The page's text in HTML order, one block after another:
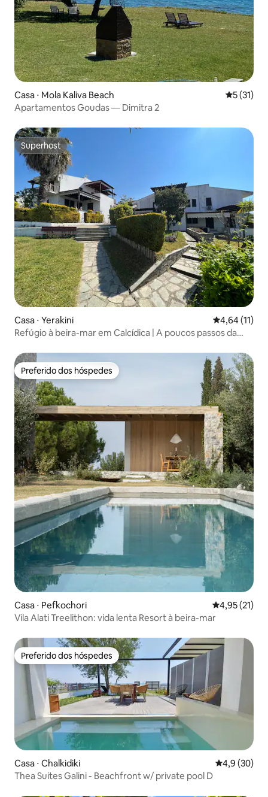
Casa ⋅ Mola Kaliva Beach 5 de uma
5 (31)
Apartamentos Goudas — Dimitra 2
Superhost
Superhost
Casa ⋅ Yerakini 4,64 de uma
4,64 (11)
Refúgio à beira-mar em Calcídica | A poucos passos da
Preferido dos hóspedes
Preferido dos hóspedes
Casa ⋅ Pefkochori 4,95 de uma
4,95 (21)
Vila Alati Treelithon: vida lenta Resort à beira-mar
Preferido dos hóspedes
Preferido dos hóspedes
Casa ⋅ Chalkidiki 4,9 de uma
4,9 (30)
Thea Suites Galini - Beachfront w/ private pool D